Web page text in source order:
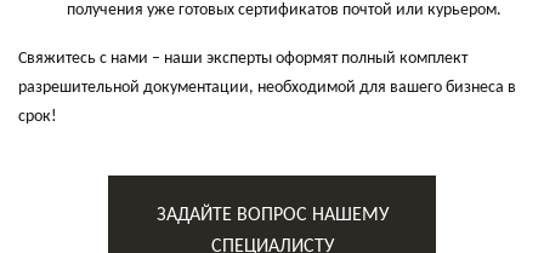
получения уже готовых сертификатов почтой или курьером.
Свяжитесь с нами – наши эксперты оформят полный комплект
разрешительной документации, необходимой для вашего бизнеса в
срок!
ЗАДАЙТЕ ВОПРОС НАШЕМУ
СПЕЦИАЛИСТУ